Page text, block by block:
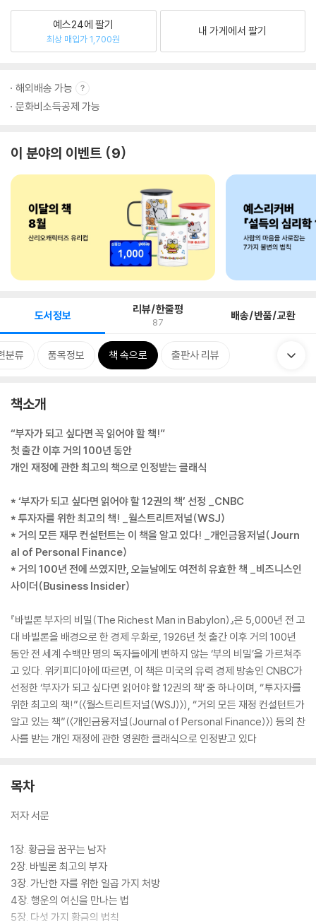
예스24에 팔기
최상 매입가 1,700원
내 가게에서 팔기
해외배송 가능
문화비소득공제 가능
이 분야의 이벤트 9
도서정보 리뷰/한줄평
87 배송/반품/교환
분류 품목정보 책 속으로 출판사 리뷰
책소개
“부자가 되고 싶다면 꼭 읽어야 할 책!”
첫 출간 이후 거의 100년 동안
개인 재정에 관한 최고의 책으로 인정받는 클래식
* ‘부자가 되고 싶다면 읽어야 할 12권의 책’ 선정 _CNBC
* 투자자를 위한 최고의 책! _월스트리트저널(WSJ)
* 거의 모든 재무 컨설턴트는 이 책을 알고 있다! _개인금융저널(Journ
al of Personal Finance)
* 거의 100년 전에 쓰였지만, 오늘날에도 여전히 유효한 책 _비즈니스인
사이더(Business Insider)
『바빌론 부자의 비밀(The Richest Man in Babylon)』은 5,000년 전 고
대 바빌론을 배경으로 한 경제 우화로, 1926년 첫 출간 이후 거의 100년
동안 전 세계 수백만 명의 독자들에게 변하지 않는 ‘부의 비밀’을 가르쳐주
고 있다. 위키피디아에 따르면, 이 책은 미국의 유력 경제 방송인 CNBC가
선정한 ‘부자가 되고 싶다면 읽어야 할 12권의 책’ 중 하나이며, “투자자를
위한 최고의 책!”(〈월스트리트저널(WSJ)〉), “거의 모든 재정 컨설턴트가
알고 있는 책”(〈개인금융저널(Journal of Personal Finance)〉) 등의 찬
사를 받는 개인 재정에 관한 영원한 클래식으로 인정받고 있다
목차
저자 서문
1장. 황금을 꿈꾸는 남자
2장. 바빌론 최고의 부자
3장. 가난한 자를 위한 일곱 가지 처방
4장. 행운의 여신을 만나는 법
5장. 다섯 가지 황금의 법칙